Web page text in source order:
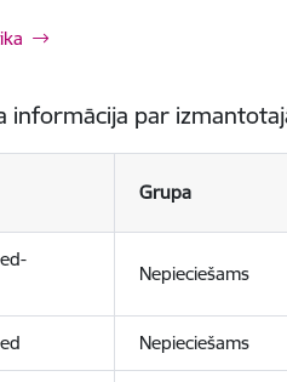
informācija par
Grupa
Nepieciešams
Nepieciešams